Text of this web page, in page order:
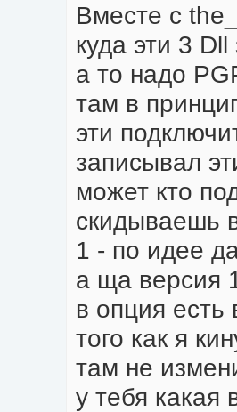
Вместе с
куда эти 3
а то надо
там в
эти
записывал
может кто
скидываешь
1 - по идее
а ща версия
в опция есть
того как я
там не
у тебя какая